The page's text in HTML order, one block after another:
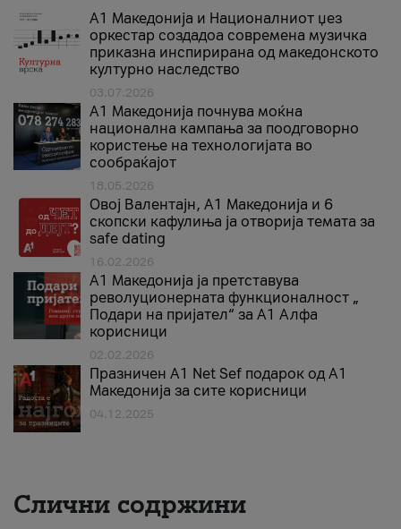
А1 Македонија и Националниот џез
оркестар создадоа современа музичка
приказна инспирирана од македонското
културно наследство
03.07.2026
A1 Македонија почнува моќна
национална кампања за поодговорно
користење на технологијата во
сообраќајот
18.05.2026
Овој Валентајн, A1 Македонија и 6
скопски кафулиња ја отворија темата за
safe dating
16.02.2026
А1 Македонија ја претставува
револуционерната функционалност „
Подари на пријател“ за А1 Алфа
корисници
02.02.2026
Празничен A1 Net Sеf подарок од А1
Македонија за сите корисници
04.12.2025
Слични содржини